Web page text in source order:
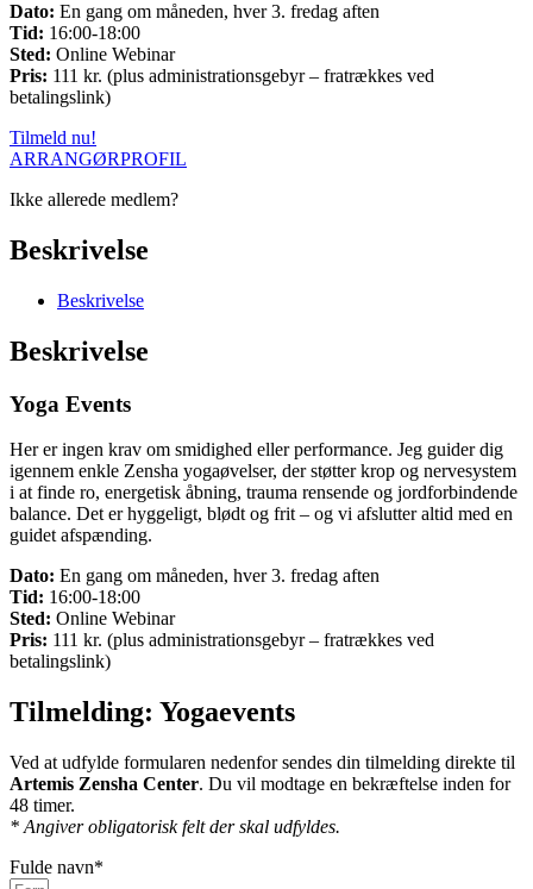
Dato: En gang om måneden, hver 3. fredag aften
Tid: 16:00-18:00
Sted: Online Webinar
Pris: 111 kr. (plus administrationsgebyr – fratrækkes ved
betalingslink)
Tilmeld nu!
ARRANGØRPROFIL
Ikke allerede medlem?
Beskrivelse
Beskrivelse
Beskrivelse
Yoga Events
Her er ingen krav om smidighed eller performance. Jeg guider dig
igennem enkle Zensha yogaøvelser, der støtter krop og nervesystem
i at finde ro, energetisk åbning, trauma rensende og jordforbindende
balance. Det er hyggeligt, blødt og frit – og vi afslutter altid med en
guidet afspænding.
Dato: En gang om måneden, hver 3. fredag aften
Tid: 16:00-18:00
Sted: Online Webinar
Pris: 111 kr. (plus administrationsgebyr – fratrækkes ved
betalingslink)
Tilmelding: Yogaevents
Ved at udfylde formularen nedenfor sendes din tilmelding direkte til
Artemis Zensha Center. Du vil modtage en bekræftelse inden for
48 timer.
* Angiver obligatorisk felt der skal udfyldes.
Fulde navn*